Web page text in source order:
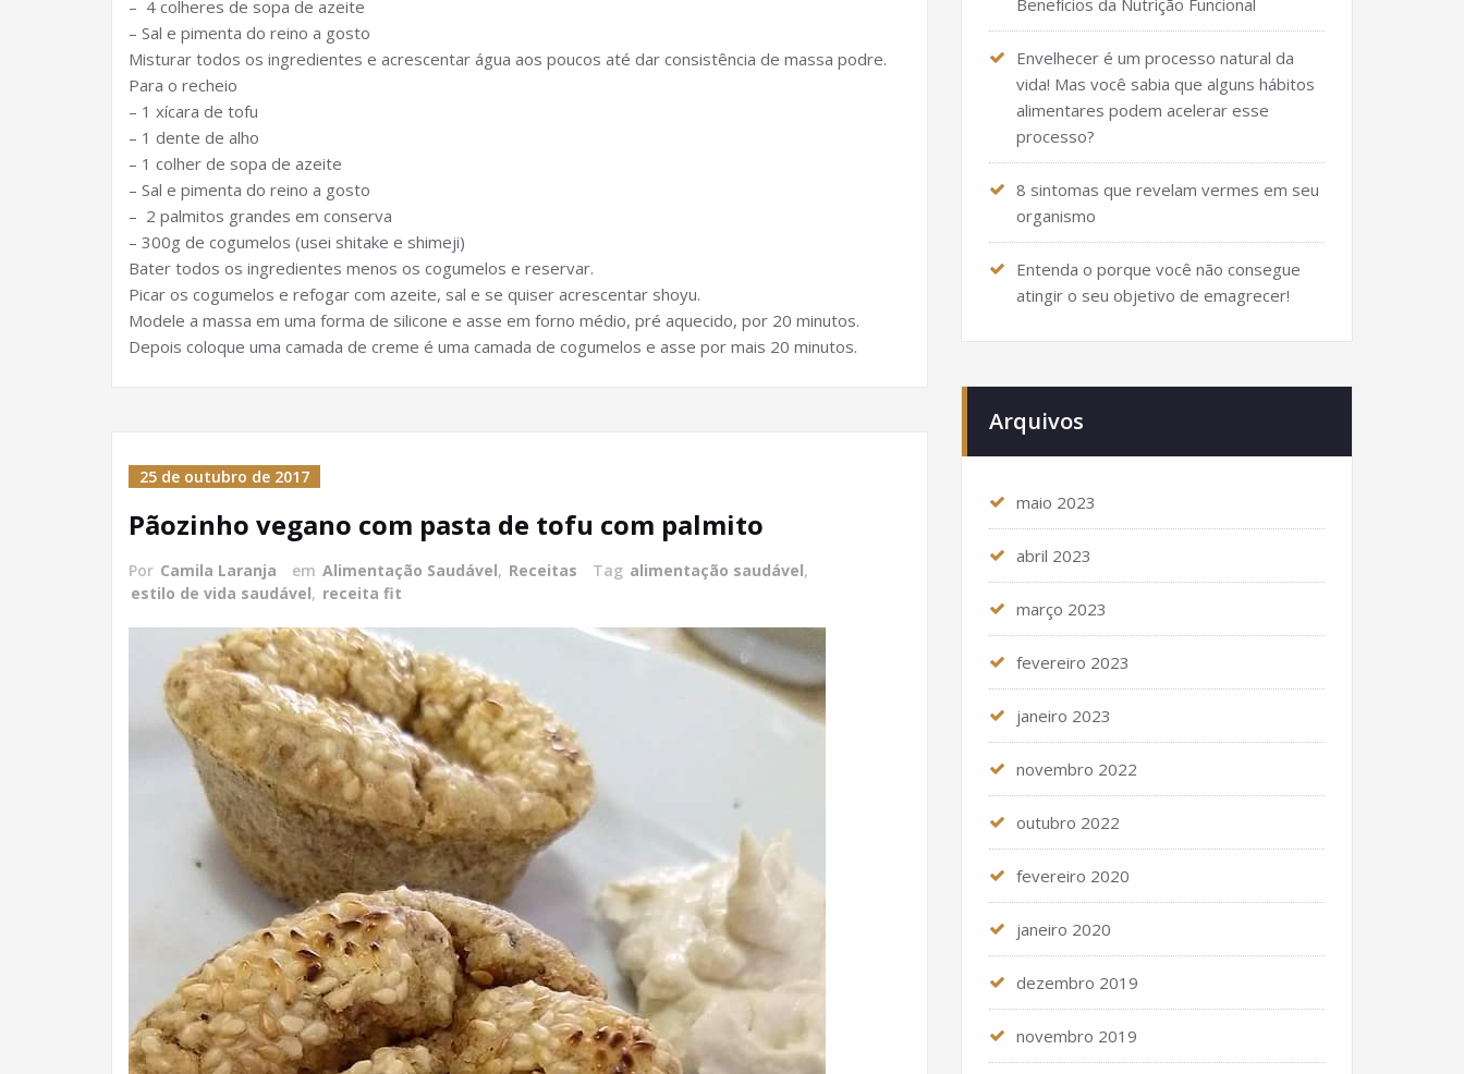
– 4 colheres de sopa de azeite
– Sal e pimenta do reino a gosto
Misturar todos os ingredientes e acrescentar água aos poucos até dar consistência de massa podre.
Para o recheio
– 1 xícara de tofu
– 1 dente de alho
– 1 colher de sopa de azeite
– Sal e pimenta do reino a gosto
– 2 palmitos grandes em conserva
– 300g de cogumelos (usei shitake e shimeji)
Bater todos os ingredientes menos os cogumelos e reservar.
Picar os cogumelos e refogar com azeite, sal e se quiser acrescentar shoyu.
Modele a massa em uma forma de silicone e asse em forno médio, pré aquecido, por 20 minutos.
Depois coloque uma camada de creme é uma camada de cogumelos e asse por mais 20 minutos.
25 de outubro de 2017
Pãozinho vegano com pasta de tofu com palmito
Por Camila Laranja em Alimentação Saudável, Receitas Tag alimentação saudável,
estilo de vida saudável, receita fit
Benefícios da Nutrição Funcional
Envelhecer é um processo natural da
vida! Mas você sabia que alguns hábitos
alimentares podem acelerar esse
processo?
8 sintomas que revelam vermes em seu
organismo
Entenda o porque você não consegue
atingir o seu objetivo de emagrecer!
Arquivos
maio 2023
abril 2023
março 2023
fevereiro 2023
janeiro 2023
novembro 2022
outubro 2022
fevereiro 2020
janeiro 2020
dezembro 2019
novembro 2019